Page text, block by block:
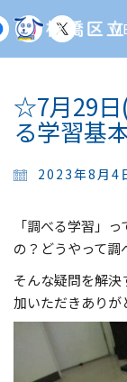
☆7月29日
る学習基
2023年8月4
「調べる学習」
の？どうやって調
そんな疑問を解
加いただきありが